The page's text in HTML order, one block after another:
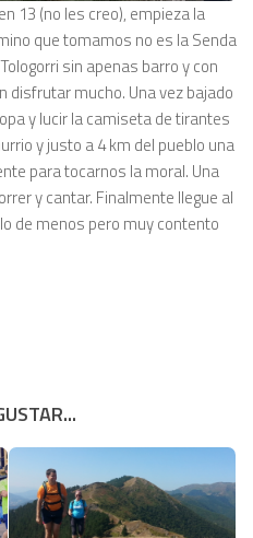
13 (no les creo), empieza la
que tomamos no es la Senda
sin apenas barro y con
disfrutar mucho. Una vez bajado
y lucir la camiseta de tirantes
y justo a 4 km del pueblo una
para tocarnos la moral. Una
y cantar. Finalmente llegue al
de menos pero muy contento